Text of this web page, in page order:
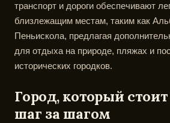
транспорт и дороги обеспечивают
близлежащим местам, таким как
Пеньискола, предлагая
для отдыха на природе, пляжах и
исторических городков.
Город, который
шаг за шагом